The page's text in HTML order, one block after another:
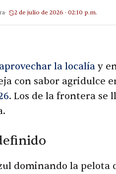
2 de julio de 2026 · 02:10 p.m.
la localía y
con sabor agridulce
. Los de la frontera se
dominando la pelota